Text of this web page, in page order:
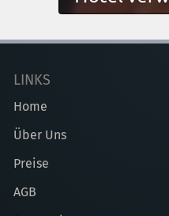
LINKS
Home
Über Uns
Preise
AGB